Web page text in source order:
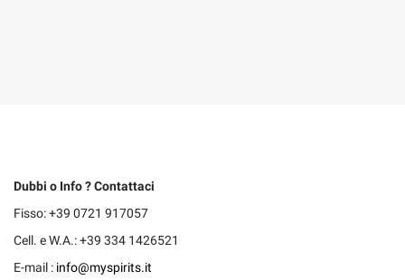
Dubbi o Info ? Contattaci
Fisso: +39 0721 917057
Cell. e W.A.: +39 334 1426521
E-mail : info@myspirits.it